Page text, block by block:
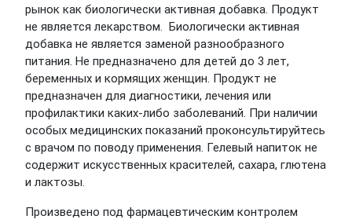
рынок как биологически активная добавка. Продукт
не является лекарством. Биологически активная
добавка не является заменой разнообразного
питания. Не предназначено для детей до 3 лет,
беременных и кормящих женщин. Продукт не
предназначен для диагностики, лечения или
профилактики каких-либо заболеваний. При наличии
особых медицинских показаний проконсультируйтесь
с врачом по поводу применения. Гелевый напиток не
содержит искусственных красителей, сахара, глютена
и лактозы.
Произведено под фармацевтическим контролем